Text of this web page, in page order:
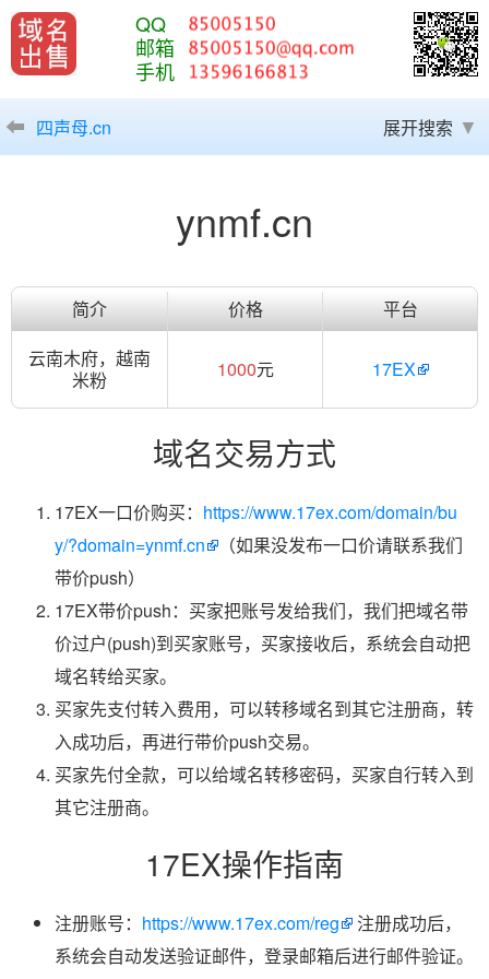
QQ
邮箱
手机
四声母.cn 展开搜索
ynmf.cn
简介 价格
平台
云南木府，越南
米粉
1000元 17EX
域名交易方式
17EX一口价购买： https://www.17ex.com/domain/bu
y/?domain=ynmf.cn
（如果没发布一口价请联系我们
带价push）
17EX带价push：买家把账号发给我们，我们把域名带
价过户(push)到买家账号，买家接收后，系统会自动把
域名转给买家。
买家先支付转入费用，可以转移域名到其它注册商，转
入成功后，再进行带价push交易。
买家先付全款，可以给域名转移密码，买家自行转入到
其它注册商。
17EX操作指南
注册账号： https://www.17ex.com/reg
注册成功后，
系统会自动发送验证邮件，登录邮箱后进行邮件验证。